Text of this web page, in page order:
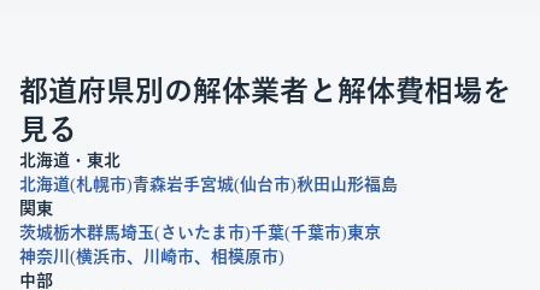
都道府県別の解体業者と解体費相場を
見る
北海道・東北
北海道 札幌市 青森岩手宮城 仙台市 秋田 山形福島
関東
茨城栃木群馬埼玉 さいたま市 千葉 千葉市 東京
神奈川
横浜市 川崎市
相模原市
中部